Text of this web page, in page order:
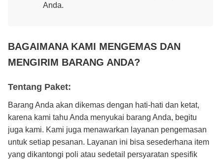
Anda.
BAGAIMANA KAMI MENGEMAS DAN
MENGIRIM BARANG ANDA?
Tentang Paket:
Barang Anda akan dikemas dengan hati-hati dan ketat,
karena kami tahu Anda menyukai barang Anda, begitu
juga kami. Kami juga menawarkan layanan pengemasan
untuk setiap pesanan. Layanan ini bisa sesederhana item
yang dikantongi poli atau sedetail persyaratan spesifik